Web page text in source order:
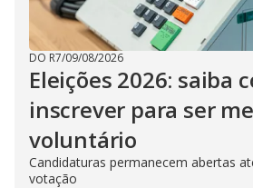
DO R7/09/08/2026
Eleições 2026: saiba
inscrever para ser
voluntário
Candidaturas permanecem abertas
votação